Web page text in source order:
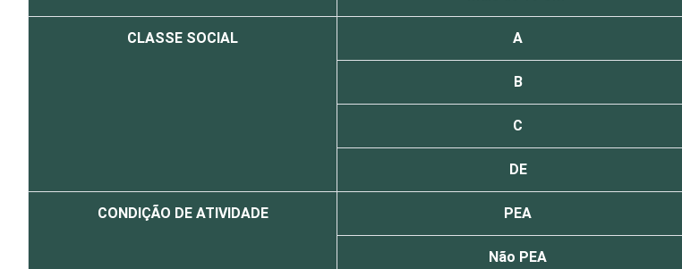
CLASSE SOCIAL A
B
C
DE
CONDIÇÃO DE ATIVIDADE PEA
Não PEA